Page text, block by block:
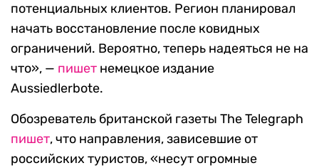
потенциальных клиентов. Регион планировал
начать восстановление после ковидных
ограничений. Вероятно, теперь надеяться не на
что», — пишет немецкое издание
Aussiedlerbote.
Обозреватель британской газеты The Telegraph
пишет, что направления, зависевшие от
российских туристов, «несут огромные